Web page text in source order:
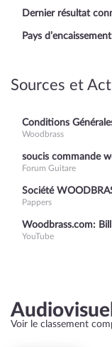
Dernier résultat
Pays d’encaissement
Sources et
Conditions
Woodbrass
soucis commande
Forum Guitare
Société
Pappers
Woodbrass.com:
YouTube
Voir le classement